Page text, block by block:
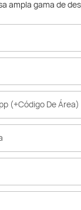
ampla gama de
(+código De Área)